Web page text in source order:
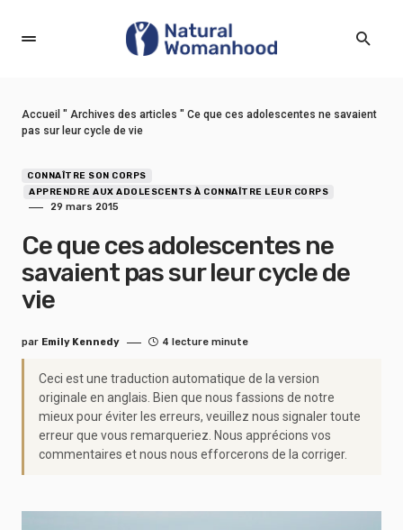
Accueil " Archives des articles " Ce que ces adolescentes ne savaient
pas sur leur cycle de vie
CONNAÎTRE SON CORPS
APPRENDRE AUX ADOLESCENTS À CONNAÎTRE LEUR CORPS
29 mars 2015
Ce que ces adolescentes ne
savaient pas sur leur cycle de
vie
par Emily Kennedy 4 lecture minute
Ceci est une traduction automatique de la version
originale en anglais. Bien que nous fassions de notre
mieux pour éviter les erreurs, veuillez nous signaler toute
erreur que vous remarqueriez. Nous apprécions vos
commentaires et nous nous efforcerons de la corriger.